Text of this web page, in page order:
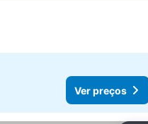
Ver preços